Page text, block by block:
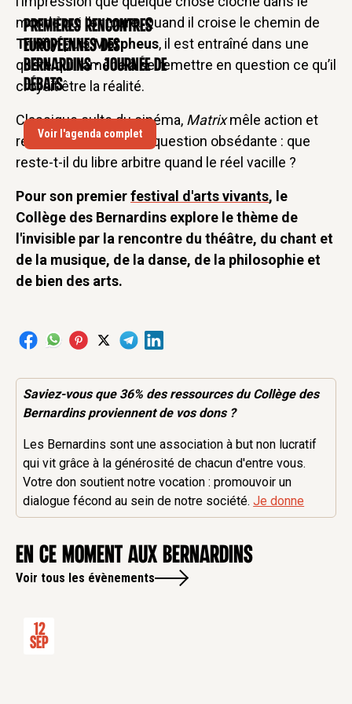
CONFÉRENCE
Premières rencontres
européennes des
Bernardins - Journée de
débats
Voir l'agenda complet
monde qui l’entoure. Quand il croise le chemin de
Trinity, puisMorpheus, il est entraîné dans une
quête qui l’amène à se remettre en question ce qu’il
croyait être la réalité.
Classique culte du cinéma, Matrixmêle action et
réflexion, et pose une question obsédante : que
reste-t-il du libre arbitre quand le réel vacille ?
Pour son premierfestival d'arts vivants, le
Collège des Bernardins explore le thème de
l'invisible par la rencontre du théâtre, du chant et
de la musique, de la danse, de la philosophie et
de bien des arts.
Saviez-vous que 36% desressourcesdu Collège des
Bernardins proviennent de vos dons ?
Les Bernardins sont une association à but non lucratif
qui vit grâce à la générosité de chacun d'entre vous.
Votre don soutient notre vocation : promouvoir un
dialogue fécond au sein de notre société.Je donne
en ce moment aux Bernardins
Voir tous les évènements
12
Sep